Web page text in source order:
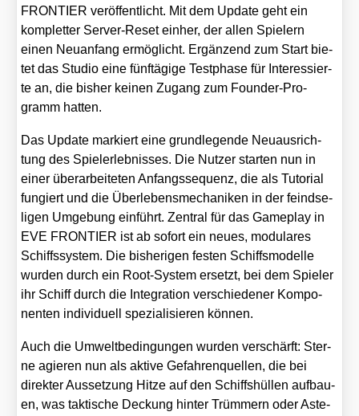
FRONTIER ver­öf­fent­licht. Mit dem Update geht ein
kom­plet­ter Ser­ver-Reset ein­her, der allen Spie­lern
einen Neu­an­fang ermög­licht. Ergän­zend zum Start bie­
tet das Stu­dio eine fünf­tä­gi­ge Test­pha­se für Inter­es­sier­
te an, die bis­her kei­nen Zugang zum Foun­der-Pro­
gramm hat­ten.
Das Update mar­kiert eine grund­le­gen­de Neu­aus­rich­
tung des Spiel­erleb­nis­ses. Die Nut­zer star­ten nun in
einer über­ar­bei­te­ten Anfangs­se­quenz, die als Tuto­ri­al
fun­giert und die Über­le­bens­me­cha­ni­ken in der feind­se­
li­gen Umge­bung ein­führt. Zen­tral für das Game­play in
EVE FRONTIER ist ab sofort ein neu­es, modu­la­res
Schiffs­sys­tem. Die bis­he­ri­gen fes­ten Schiffs­mo­del­le
wur­den durch ein Root-Sys­tem ersetzt, bei dem Spie­ler
ihr Schiff durch die Inte­gra­ti­on ver­schie­de­ner Kom­po­
nen­ten indi­vi­du­ell spe­zia­li­sie­ren kön­nen.
Auch die Umwelt­be­din­gun­gen wur­den ver­schärft: Ster­
ne agie­ren nun als akti­ve Gefah­ren­quel­len, die bei
direk­ter Aus­set­zung Hit­ze auf den Schiffs­hül­len auf­bau­
en, was tak­ti­sche Deckung hin­ter Trüm­mern oder Aste­